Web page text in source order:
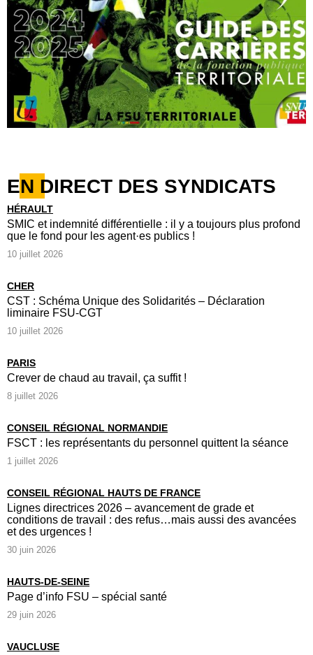
EN DIRECT DES SYNDICATS
HÉRAULT
SMIC et indemnité différentielle : il y a toujours plus profond
que le fond pour les agent·es publics !
10 juillet 2026
CHER
CST : Schéma Unique des Solidarités – Déclaration
liminaire FSU-CGT
10 juillet 2026
PARIS
Crever de chaud au travail, ça suffit !
8 juillet 2026
CONSEIL RÉGIONAL NORMANDIE
FSCT : les représentants du personnel quittent la séance
1 juillet 2026
CONSEIL RÉGIONAL HAUTS DE FRANCE
Lignes directrices 2026 – avancement de grade et
conditions de travail : des refus…mais aussi des avancées
et des urgences !
30 juin 2026
HAUTS-DE-SEINE
Page d’info FSU – spécial santé
29 juin 2026
VAUCLUSE